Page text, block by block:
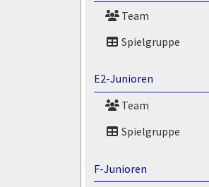
Team
Spielgruppe
E2-Junioren
Team
Spielgruppe
F-Junioren